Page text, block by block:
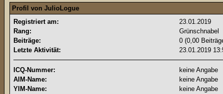
Profil von JulioLogue
Registriert am:
23.01.2019
Rang:
Grünschnabel
Beiträge:
0 (0,00
Letzte Aktivität:
23.01.2019
ICQ-Nummer:
keine Angabe
AIM-Name:
keine Angabe
YIM-Name:
keine Angabe